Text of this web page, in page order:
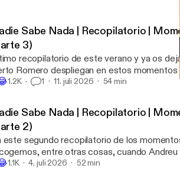
Sabe Nada | Recopilatorio |
3)
recopilatorio de este verano y ya os
Romero despliegan en estos momentos
habilidades en nuevos juegos ‘Nadie
cocineros con estrellas, cantantes
límite con buscadores de setas.
entretenido. A disfrutarlo y
septiembre de 2026. ¡Samanté!
1.2K 1 11. juli 2026 54 min
Sabe Nada | Recopilatorio |
2)
este segundo recopilatorio de los
entre otras cosas, cuando
a la radio antigua, a la de onda
1.1K 4. juli 2026 52 min